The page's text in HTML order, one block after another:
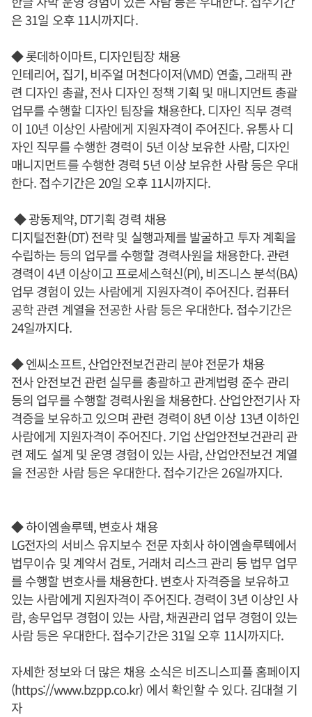
은 31일 오후 11시까지다.
◆ 롯데하이마트, 디자인팀장 채용
인테리어, 집기, 비주얼 머천다이저(VMD) 연출, 그래픽 관
련 디자인 총괄, 전사 디자인 정책 기획 및 매니지먼트 총괄
업무를 수행할 디자인 팀장을 채용한다. 디자인 직무 경력
이 10년 이상인 사람에게 지원자격이 주어진다. 유통사 디
자인 직무를 수행한 경력이 5년 이상 보유한 사람, 디자인
매니지먼트를 수행한 경력 5년 이상 보유한 사람 등은 우대
한다. 접수기간은 20일 오후 11시까지다.
◆ 광동제약, DT기획 경력 채용
디지털전환(DT) 전략 및 실행과제를 발굴하고 투자 계획을
수립하는 등의 업무를 수행할 경력사원을 채용한다. 관련
경력이 4년 이상이고 프로세스혁신(PI), 비즈니스 분석(BA)
업무 경험이 있는 사람에게 지원자격이 주어진다. 컴퓨터
공학 관련 계열을 전공한 사람 등은 우대한다. 접수기간은
24일까지다.
◆ 엔씨소프트, 산업안전보건관리 분야 전문가 채용
전사 안전보건 관련 실무를 총괄하고 관계법령 준수 관리
등의 업무를 수행할 경력사원을 채용한다. 산업안전기사 자
격증을 보유하고 있으며 관련 경력이 8년 이상 13년 이하인
사람에게 지원자격이 주어진다. 기업 산업안전보건관리 관
련 제도 설계 및 운영 경험이 있는 사람, 산업안전보건 계열
을 전공한 사람 등은 우대한다. 접수기간은 26일까지다.
◆ 하이엠솔루텍, 변호사 채용
LG전자의 서비스 유지보수 전문 자회사 하이엠솔루텍에서
법무이슈 및 계약서 검토, 거래처 리스크 관리 등 법무 업무
를 수행할 변호사를 채용한다. 변호사 자격증을 보유하고
있는 사람에게 지원자격이 주어진다. 경력이 3년 이상인 사
람, 송무업무 경험이 있는 사람, 채권관리 업무 경험이 있는
사람 등은 우대한다. 접수기간은 31일 오후 11시까지다.
자세한 정보와 더 많은 채용 소식은 비즈니스피플 홈페이지
(https://www.bzpp.co.kr) 에서 확인할 수 있다. 김대철 기
자